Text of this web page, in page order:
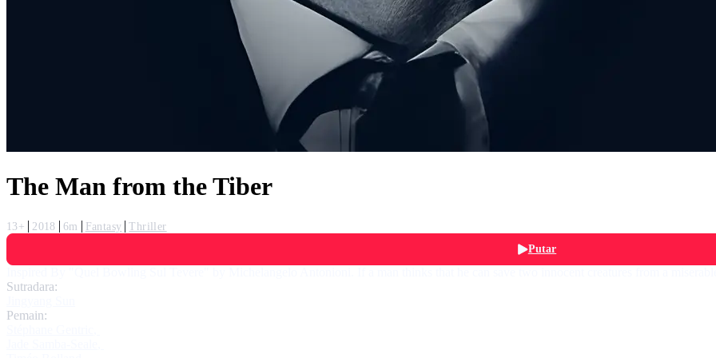
The Man from the Tiber
13+ 2018 6m Fantasy
Thriller
Putar
Sutradara:
Pemain: